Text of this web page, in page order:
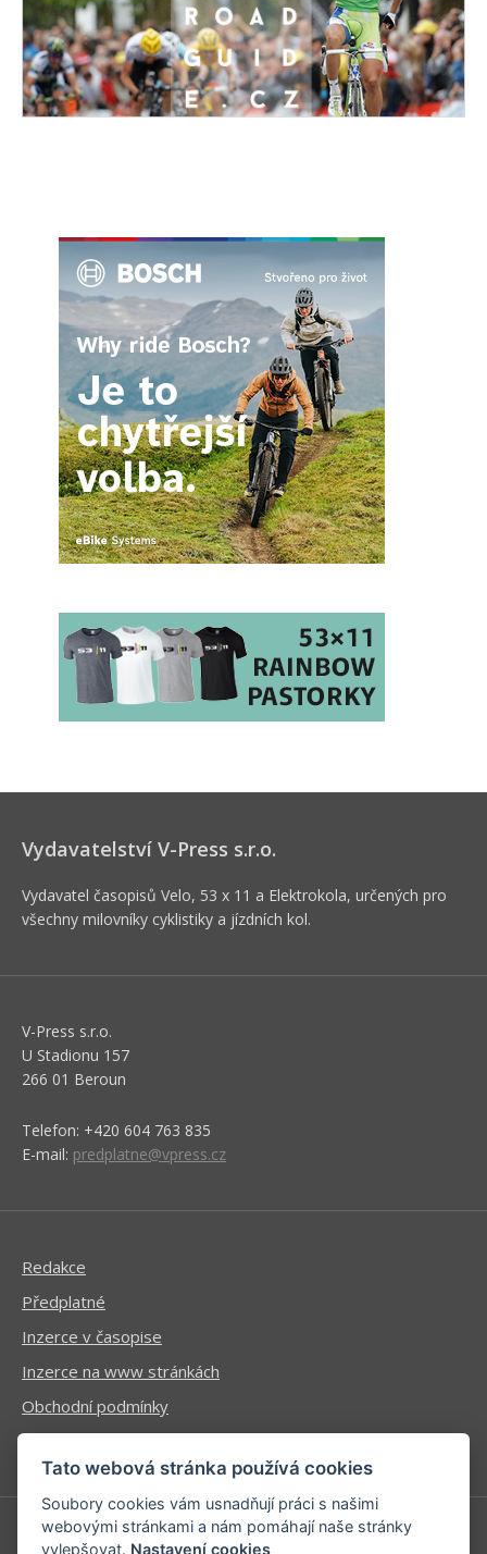
Vydavatelství V-Press s.r.o.
Vydavatel časopisů Velo, 53 x 11 a Elektrokola, určených pro
všechny milovníky cyklistiky a jízdních kol.
V-Press s.r.o.
U Stadionu 157
266 01 Beroun
Telefon: +420 604 763 835
E-mail: predplatne@vpress.cz
Redakce
Předplatné
Inzerce v časopise
Inzerce na www stránkách
Obchodní podmínky
Ochrana osobních údajů
Tato webová stránka používá cookies
Soubory cookies vám usnadňují práci s našimi
webovými stránkami a nám pomáhají naše stránky
vylepšovat. Nastavení cookies